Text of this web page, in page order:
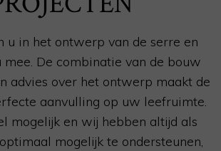
u in het ontwerp van de serre en
mee. De combinatie van de bouw
advies over het ontwerp maakt de
aanvulling op uw leefruimte.
mogelijk en wij hebben altijd als
mogelijk te ondersteunen,